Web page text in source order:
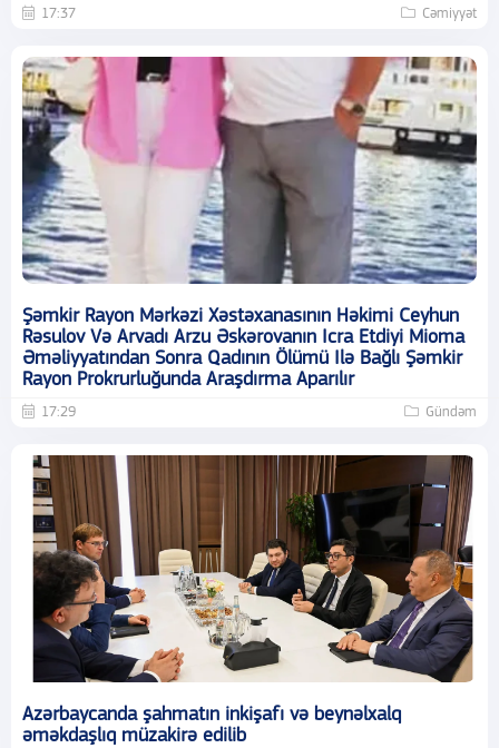
17:37 Cəmiyyət
Şəmkir Rayon Mərkəzi Xəstəxanasının Həkimi Ceyhun
Rəsulov Və Arvadı Arzu Əskərovanın Icra Etdiyi Mioma
Əməliyyatından Sonra Qadının Ölümü Ilə Bağlı Şəmkir
Rayon Prokrurluğunda Araşdırma Aparılır
17:29 Gündəm
Azərbaycanda şahmatın inkişafı və beynəlxalq
əməkdaşlıq müzakirə edilib